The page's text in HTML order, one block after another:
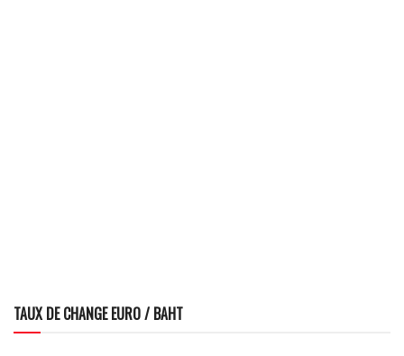
TAUX DE CHANGE EURO / BAHT